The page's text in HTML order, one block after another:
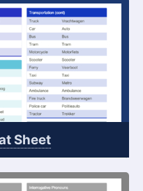
Sheet